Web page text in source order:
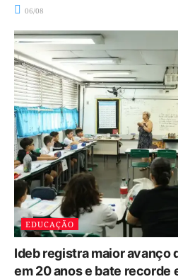
06/08
EDUCAÇÃO
Ideb registra maior avanço
em 20 anos e bate recorde